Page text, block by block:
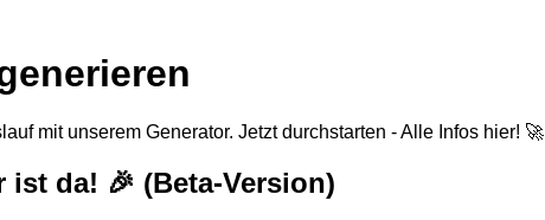
mit unserem Generator. Jetzt durchstarten - Alle Infos hier! 🚀
ist da! 🎉 (Beta-Version)